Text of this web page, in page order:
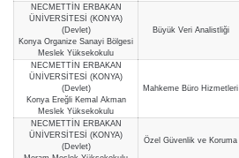
NECMETTİN ERBAKAN
ÜNİVERSİTESİ (KONYA)
(Devlet)
Konya Organize Sanayi Bölgesi
Meslek Yüksekokulu
Büyük Veri Analistliği
NECMETTİN ERBAKAN
ÜNİVERSİTESİ (KONYA)
(Devlet)
Konya Ereğli Kemal Akman
Meslek Yüksekokulu
Mahkeme Büro Hizmetleri
NECMETTİN ERBAKAN
ÜNİVERSİTESİ (KONYA)
(Devlet)
Özel Güvenlik ve Koruma